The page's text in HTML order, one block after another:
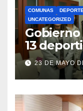
COMUNAS
UNCATEGORIZED
13
bandera
23 DE MAYO